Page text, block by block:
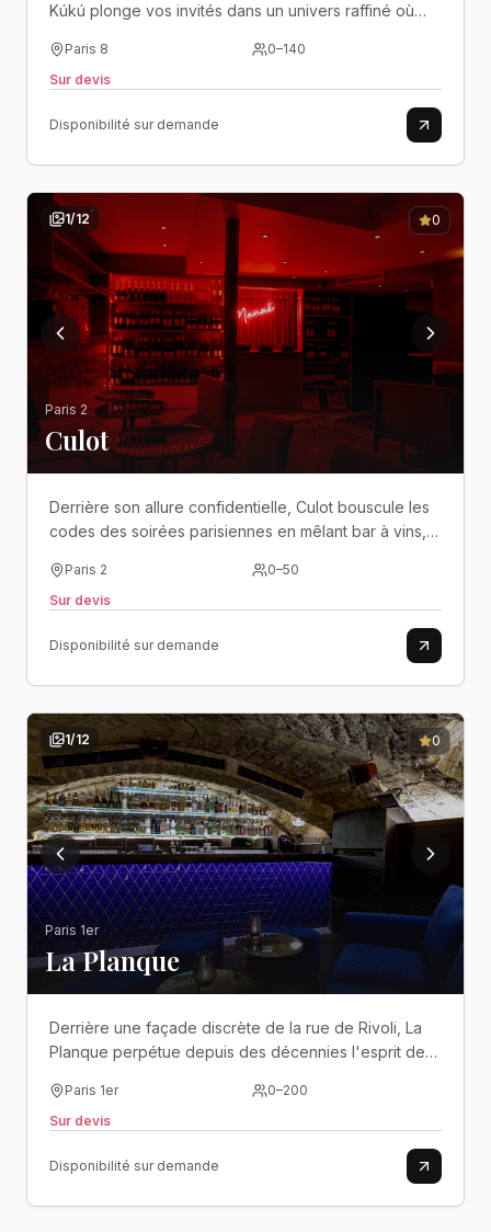
Kúkú plonge vos invités dans un univers raffiné où
rencontrent au cœur de Paris..
Paris 8 0–140
Sur devis
Disponibilité sur demande
1/12 0
Paris 2
Culot
Derrière son allure confidentielle, Culot bouscule les
codes des soirées parisiennes en mêlant bar à vins,
aussi audacieux que festif..
Paris 2 0–50
Sur devis
Disponibilité sur demande
1/12 0
Paris 1er
La Planque
Derrière une façade discrète de la rue de Rivoli, La
Planque perpétue depuis des décennies l'esprit des
élégance, mystère et fête ne font qu'un..
Paris 1er 0–200
Sur devis
Disponibilité sur demande